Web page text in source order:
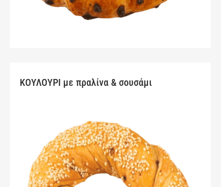
ΚΟΥΛΟΥΡΙ με πραλίνα & σουσάμι